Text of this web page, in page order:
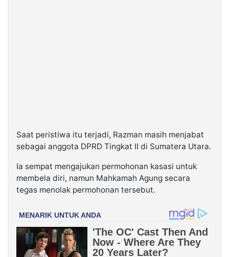
Saat peristiwa itu terjadi, Razman masih menjabat
sebagai anggota DPRD Tingkat II di Sumatera Utara.
Ia sempat mengajukan permohonan kasasi untuk
membela diri, namun Mahkamah Agung secara
tegas menolak permohonan tersebut.